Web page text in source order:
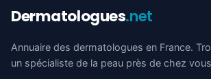
Dermatologues.net
Annuaire des dermatologues en France.
un spécialiste de la peau près de chez